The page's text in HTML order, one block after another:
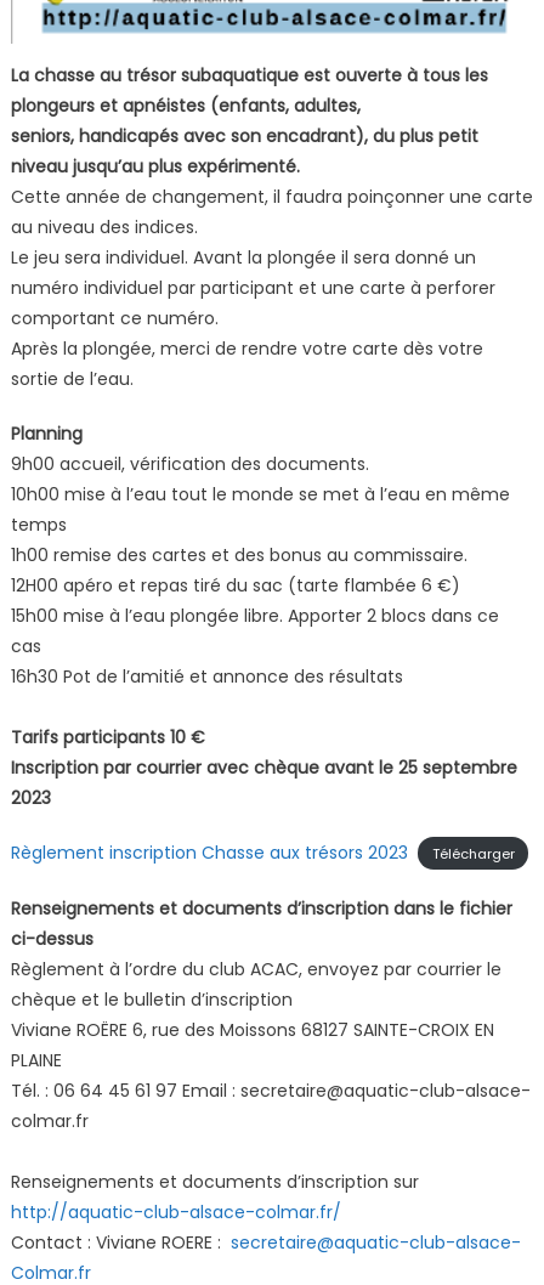
La chasse au trésor subaquatique est ouverte à tous les
plongeurs et apnéistes (enfants, adultes,
seniors, handicapés avec son encadrant), du plus petit
niveau jusqu’au plus expérimenté.
Cette année de changement, il faudra poinçonner une carte
au niveau des indices.
Le jeu sera individuel. Avant la plongée il sera donné un
numéro individuel par participant et une carte à perforer
comportant ce numéro.
Après la plongée, merci de rendre votre carte dès votre
sortie de l’eau.
Planning
9h00 accueil, vérification des documents.
10h00 mise à l’eau tout le monde se met à l’eau en même
temps
1h00 remise des cartes et des bonus au commissaire.
12H00 apéro et repas tiré du sac (tarte flambée 6 €)
15h00 mise à l’eau plongée libre. Apporter 2 blocs dans ce
cas
16h30 Pot de l’amitié et annonce des résultats
Tarifs participants 10 €
Inscription par courrier avec chèque avant le 25 septembre
2023
Règlement inscription Chasse aux trésors 2023 Télécharger
Renseignements et documents d’inscription dans le fichier
ci-dessus
Règlement à l’ordre du club ACAC, envoyez par courrier le
chèque et le bulletin d’inscription
Viviane ROËRE 6, rue des Moissons 68127 SAINTE-CROIX EN
PLAINE
Tél. : 06 64 45 61 97 Email : secretaire@aquatic-club-alsace-
colmar.fr
Renseignements et documents d’inscription sur
http://aquatic-club-alsace-colmar.fr/
Contact : Viviane ROERE : secretaire@aquatic-club-alsace-
Colmar.fr